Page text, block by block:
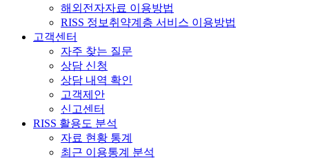
해외전자자료 이용방법
RISS 정보취약계층 서비스 이용방법
고객센터
자주 찾는 질문
상담 신청
상담 내역 확인
고객제안
신고센터
RISS 활용도 분석
자료 현황 통계
최근 이용통계 분석